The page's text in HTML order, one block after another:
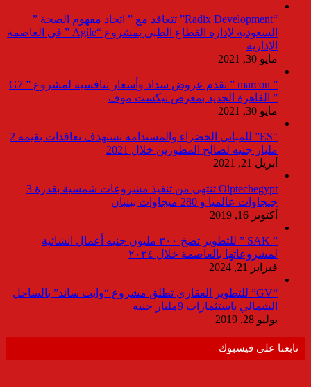
“Radix Development” تتعاقد مع ” اتحاد مفهوم الصحة ”
السعودية لإدارة القطاع الطبى بمشروع “Agile ” فى العاصمة
الإدارية
مايو 30, 2021
” marcon ” تقدم عروض سداد وأسعار تنافسية لمشروع ” G7
” القاهرة الجديد بمعرض نيكست موف
مايو 30, 2021
“ES” للمبانى الخضراء والمستدامة تستهدف تعاقدات بقيمة 2
مليار جنيه لصالح المطورين خلال 2021
أبريل 21, 2021
Olptechegypt تنتهي من تنفيذ مشروعات شمسية بقدرة 3
جيجاوات عالميا و 280 ميجاوات ببنبان
أكتوبر 16, 2019
” SAK ” للتطوير تضخ ٣٠٠ مليون جنيه أعمال انشائية
لمشروعاتها بالعاصمة خلال ٢٠٢٤
فبراير 21, 2024
“GV” للتطوير العقاري تطلق مشروع “وايت ساند” بالساحل
الشمالي باستثمارات 9مليار جنيه
يوليو 28, 2019
تابعنا على فيسبوك